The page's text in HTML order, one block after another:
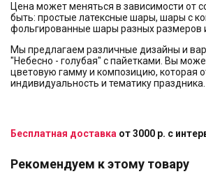
Цена может меняться в зависимости от
быть: простые латексные шары, шары с
фольгированные шары разных размеров
Мы предлагаем различные дизайны и
"Небесно - голубая" с пайетками. Вы
цветовую гамму и композицию, которая
индивидуальность и тематику праздника.
Бесплатная доставка от 3000 р. с
Рекомендуем к этому товару